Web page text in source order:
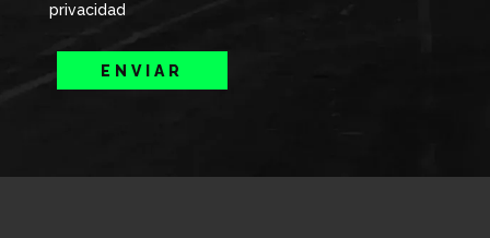
privacidad
ENVIAR